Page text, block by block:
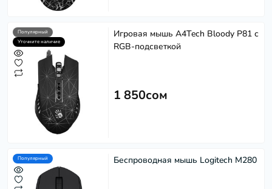
Популярный
Уточните наличие
Игровая мышь A4Tech Bloody P81 с
RGB-подсветкой
1 850сом
Популярный Беспроводная мышь Logitech M280